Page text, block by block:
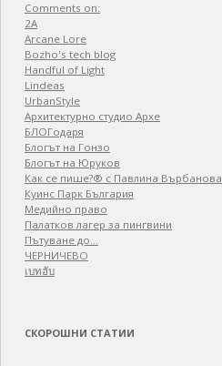
Comments on:
2A
Arcane Lore
Bozho's tech blog
Handful of Light
Lindeas
UrbanStyle
Архитектурно студио Архе
БЛОГодаря
Блогът на Гонзо
Блогът на Юруков
Как се пише?® с Павлина Върбанова
Куинс Парк България
Медийно право
Палатков лагер зa пингвини
Пътуване до…
ЧЕРНИЧЕВО
เบทฮับ
СКОРОШНИ СТАТИИ